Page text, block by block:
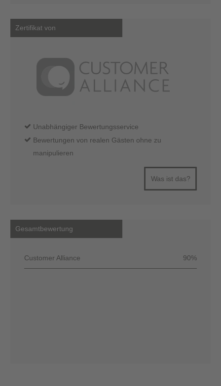
Zertifikat von
Unabhängiger Bewertungsservice
Bewertungen von realen Gästen ohne zu
manipulieren
Was ist das?
Gesamtbewertung
Customer Alliance 90%